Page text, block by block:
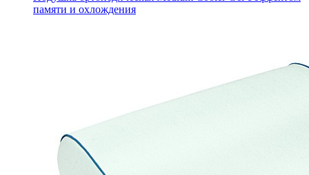
памяти и охлождения